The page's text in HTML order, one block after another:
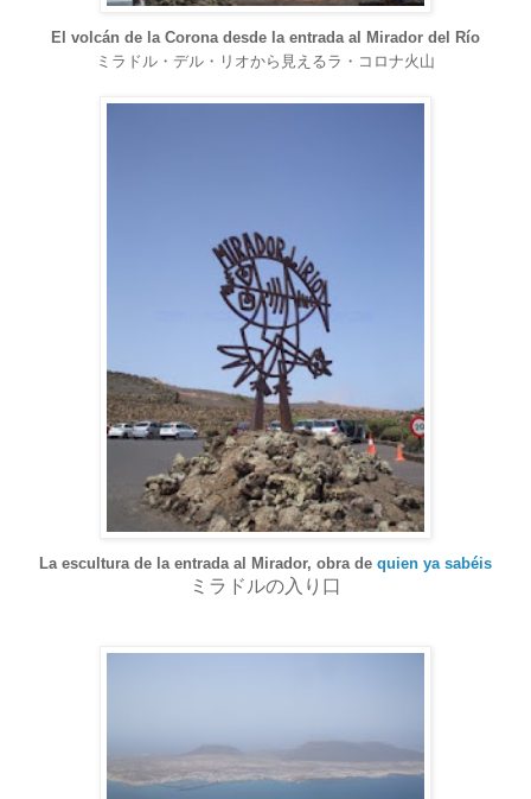
El volcán de la Corona desde la entrada al Mirador del Río
ミラドル・デル・リオから見えるラ・コロナ火山
La escultura de la entrada al Mirador, obra de quien ya sabéis
ミラドルの入り口